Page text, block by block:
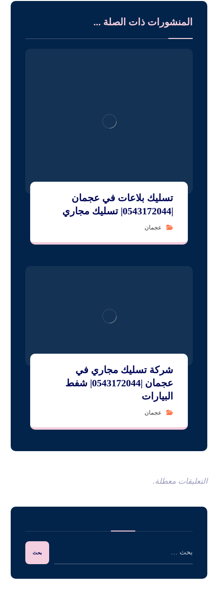
المنشورات ذات الصلة ...
تسليك بلاعات في عجمان
|0543172044| تسليك مجاري
عجمان
شركة تسليك مجاري في
عجمان |0543172044| شفط
البيارات
عجمان
التعليقات معطلة.